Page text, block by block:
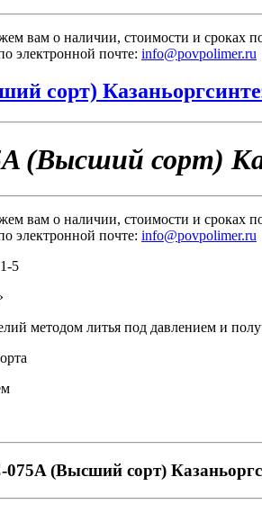
вам о наличии, стоимости и сроках
электронной почте: info@povpolimer.ru
сорт)
(Высший сорт)
вам о наличии, стоимости и сроках
электронной почте: info@povpolimer.ru
5
методом литья под давлением и
(Высший сорт)